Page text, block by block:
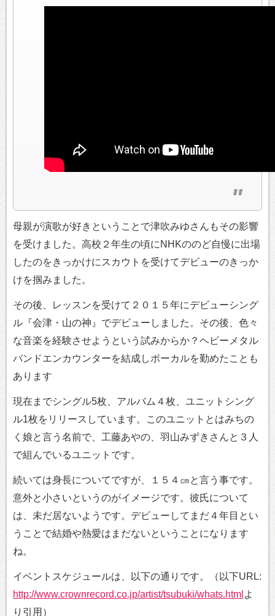
母親が演歌が好きということで津吹みゆさんもその影響
を受けました。高校２年生の頃にNHKののど自慢に出場
したのをきっかけにスカウトを受けてデビューのきっか
けを掴みました。
その後、レッスンを受けて２０１５年にデビューシング
ル『会津・山の神』でデビューしました。その後、色々
な音楽を経験させようという試みからか？ヘビーメタル
バンドエンカウンターを結成しボーカルを勤めたことも
あります
現在までシングル5枚、アルバム４枚、ユニットシング
ル1枚をリリースしています。このユニットとはみちの
く娘と言う名前で、工藤あやの、羽山みずきさんと３人
で組んでいるユニットです。
続いては身長についてですが、１５４㎝と言う事です。
意外と小さいというのがイメージです。彼氏について
は、未だ居ないようです。デビューしてまだ４年目とい
うことで結婚や熱愛はまだないということになります
ね。
イベントスケジュールは、以下の通りです。（以下URL:
http://www.crownrecord.co.jp/artist/tsubuki/whats.html よ
り引用）